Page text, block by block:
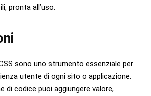
pronta all’uso.
sono uno strumento essenziale per
utente di ogni sito o applicazione.
di codice puoi aggiungere valore,